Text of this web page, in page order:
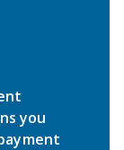
you